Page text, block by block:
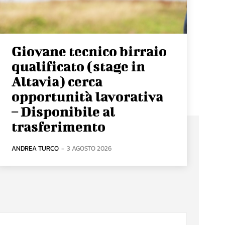
Giovane tecnico birraio
qualificato (stage in
Altavia) cerca
opportunità lavorativa
– Disponibile al
trasferimento
ANDREA TURCO - 3 AGOSTO 2026